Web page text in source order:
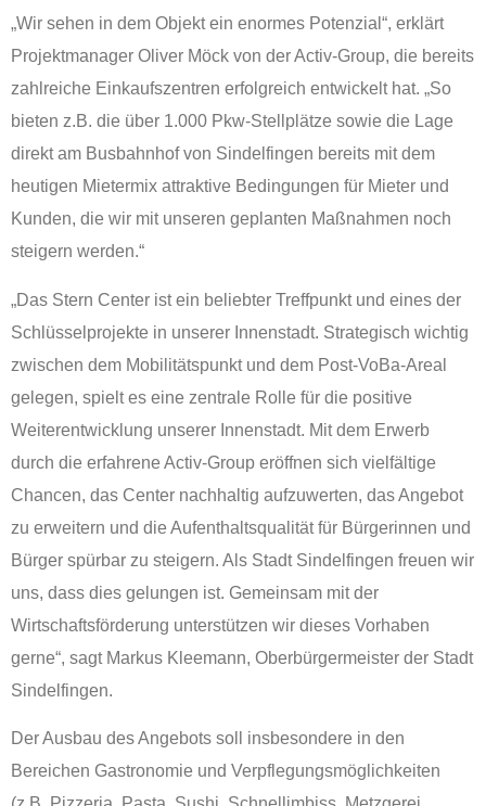
„Wir sehen in dem Objekt ein enormes Potenzial“, erklärt
Projektmanager Oliver Möck von der Activ-Group, die bereits
zahlreiche Einkaufszentren erfolgreich entwickelt hat. „So
bieten z.B. die über 1.000 Pkw-Stellplätze sowie die Lage
direkt am Busbahnhof von Sindelfingen bereits mit dem
heutigen Mietermix attraktive Bedingungen für Mieter und
Kunden, die wir mit unseren geplanten Maßnahmen noch
steigern werden.“
„Das Stern Center ist ein beliebter Treffpunkt und eines der
Schlüsselprojekte in unserer Innenstadt. Strategisch wichtig
zwischen dem Mobilitätspunkt und dem Post-VoBa-Areal
gelegen, spielt es eine zentrale Rolle für die positive
Weiterentwicklung unserer Innenstadt. Mit dem Erwerb
durch die erfahrene Activ-Group eröffnen sich vielfältige
Chancen, das Center nachhaltig aufzuwerten, das Angebot
zu erweitern und die Aufenthaltsqualität für Bürgerinnen und
Bürger spürbar zu steigern. Als Stadt Sindelfingen freuen wir
uns, dass dies gelungen ist. Gemeinsam mit der
Wirtschaftsförderung unterstützen wir dieses Vorhaben
gerne“, sagt Markus Kleemann, Oberbürgermeister der Stadt
Sindelfingen.
Der Ausbau des Angebots soll insbesondere in den
Bereichen Gastronomie und Verpflegungsmöglichkeiten